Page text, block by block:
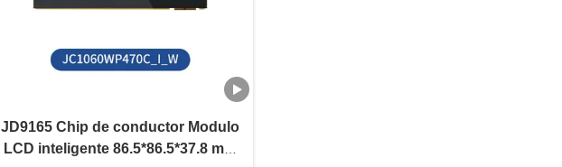
JD9165 Chip de conductor Modulo
LCD inteligente 86.5*86.5*37.8 mm